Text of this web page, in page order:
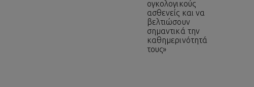
ογκολογικούς
ασθενείς και να
βελτιώσουν
σημαντικά την
καθημερινότητά
τους»